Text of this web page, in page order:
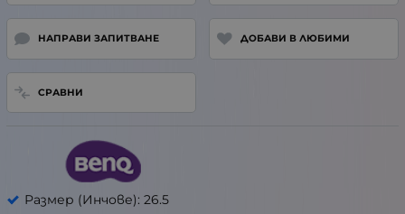
НАПРАВИ ЗАПИТВАНЕ ДОБАВИ В ЛЮБИМИ
СРАВНИ
Размер (Инчове): 26.5